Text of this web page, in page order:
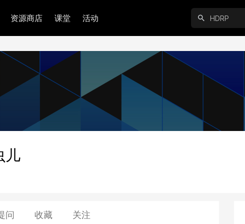
资源商店 课堂 活动
儿
问 收藏 关注